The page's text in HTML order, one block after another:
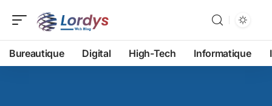
Bureautique Digital High-Tech Informatique